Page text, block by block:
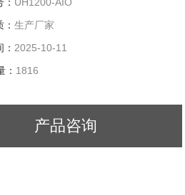
生产厂家
2025-10-11
1816
产品咨询